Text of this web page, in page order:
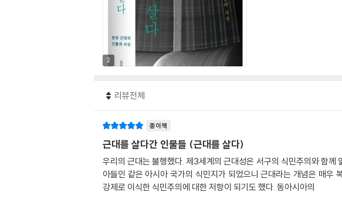
2
리뷰전체
종이책
근대를 살다간 인물들 (근대를 살다)
우리의 근대는 불행했다. 제3세계의 근대성은 서구의 식민주의와 함
아들인 같은 아시아 국가의 식민지가 되었으니 근대라는 개념은 매우
강제로 이식한 식민주의에 대한 저항이 되기도 했다. 동아시아의